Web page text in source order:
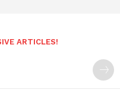
ARTICLES!